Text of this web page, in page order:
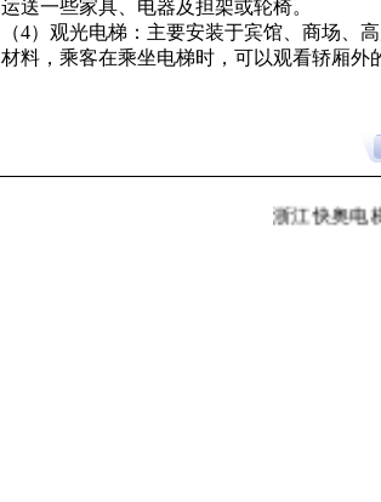
运送一些家具、电器及担架或轮椅。
（4）观光电梯：主要安装于宾馆、商场、
材料，乘客在乘坐电梯时，可以观看轿厢外
浙江快奥电梯有